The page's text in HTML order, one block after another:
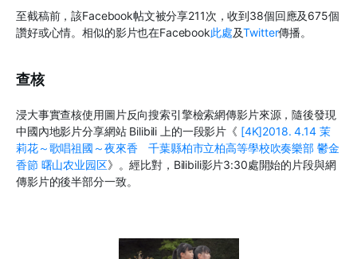
至截稿前，該Facebook帖文被分享211次，收到38個回應及675個
讚好或心情。相似的影片也在Facebook此處及Twitter傳播。
查核
浸大事實查核使用圖片反向搜索引擎檢索網傳影片來源，隨後發現
中國內地影片分享網站Bilibili 上的一段影片《 [4K]2018. 4.14 茉
莉花～歌唱祖國～夜來香 千葉縣柏市立柏高等學校吹奏樂部 鬱金
香節 曙山农业园区》。經比對， Bilibili影片3:30處開始的片段與網
傳影片的後半部分一致。